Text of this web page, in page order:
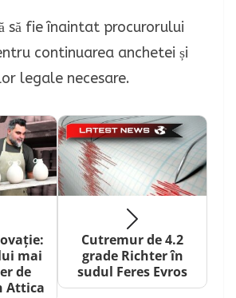
să fie înaintat procurorului
continuarea anchetei și
legale necesare.
mai
de
Attica
Cutremur de 4.2
grade Richter în
sudul Feres Evros